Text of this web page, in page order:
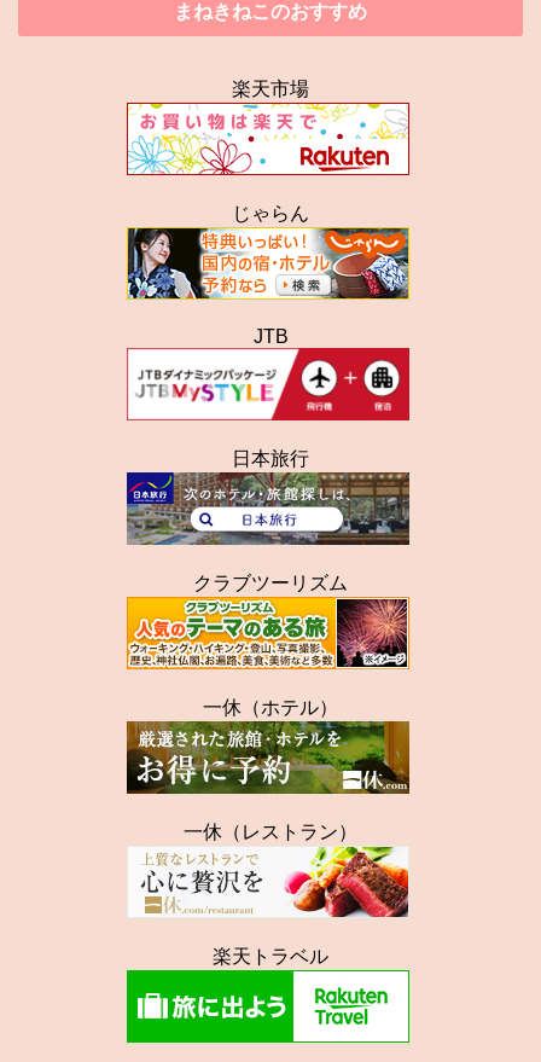
まねきねこのおすすめ
楽天市場
じゃらん
JTB
日本旅行
クラブツーリズム
一休（ホテル）
一休（レストラン）
楽天トラベル